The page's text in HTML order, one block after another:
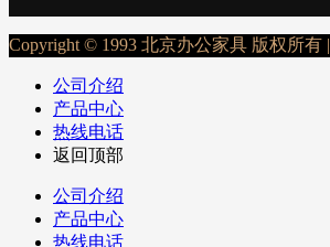
Copyright © 1993 北京办公家具 版权所有 |
公司介绍
产品中心
热线电话
返回顶部
公司介绍
产品中心
热线电话